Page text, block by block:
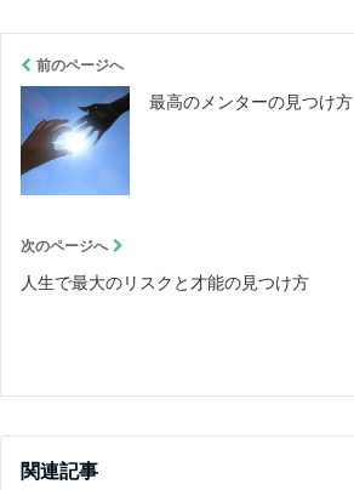
前のページへ
最高のメンターの見つけ方
次のページへ
人生で最大のリスクと才能の見つけ方
関連記事